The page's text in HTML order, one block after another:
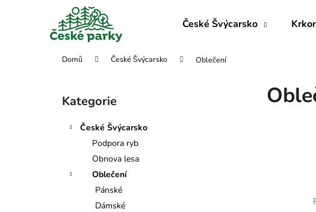
České Švýcarsko
Domů České Švýcarsko Oblečení
Přeskočit
kategorie
Kategorie
České Švýcarsko
Podpora ryb
Obnova lesa
Oblečení
Pánské
Dámské
Zpět
Zpět